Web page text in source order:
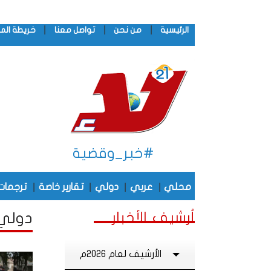
الرئيسية من نحن تواصل معنا خريطة
#خبر_وقضية
محلي عربي دولي تقارير خاصة
دولي أرشيف الأخبار
الأرشيف لعام 2026م